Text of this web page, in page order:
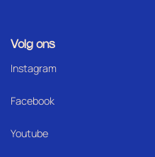
Volg ons
Instagram
Facebook
Youtube